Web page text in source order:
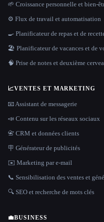
🌱 Croissance personnelle et bien-
⚙️ Flux de travail et automatisation
🍳 Planificateur de repas et de
🏖 Planificateur de vacances et de
🧠 Prise de notes et deuxième
📈VENTES ET MARKETING
📧 Assistant de messagerie
📣 Contenu sur les réseaux sociaux
📇 CRM et données clients
🪧 Générateur de publicités
✉️ Marketing par e-mail
📞 Sensibilisation des ventes et
🔍 SEO et recherche de mots clés
💼BUSINESS